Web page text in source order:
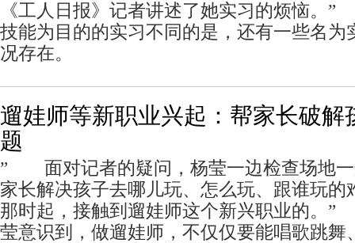
《工人日报》记者讲述了她实习的烦恼
技能为目的的实习不同的是，还有一些名为
况存在。
遛娃师等新职业兴起：帮家长破解
题
” 面对记者的疑问，杨莹一边检查场地一
家长解决孩子去哪儿玩、怎么玩、跟谁玩的
那时起，接触到遛娃师这个新兴职业的
莹意识到，做遛娃师，不仅仅要能唱歌跳舞